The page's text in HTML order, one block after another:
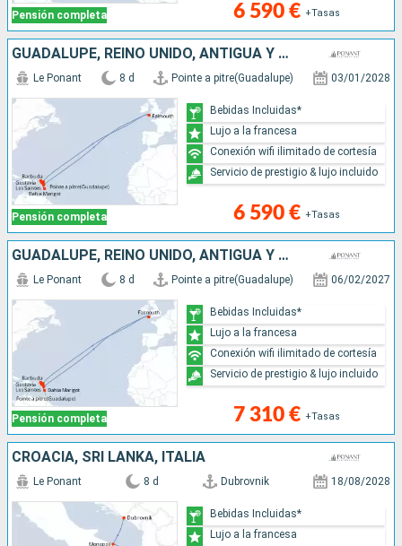
Pensión completa 6 590 € +Tasas
GUADALUPE, REINO UNIDO, ANTIGUA Y BARBUDA, FRANCIA, SANTA LUCIA
Pensión completa
Le Ponant 8 d Pointe a pitre(Guadalupe) 03/01/2028
6 590 € +Tasas
Bebidas Incluidas*
Lujo a la francesa
Conexión wifi ilimitado de cortesía
Servicio de prestigio & lujo incluido
GUADALUPE, REINO UNIDO, ANTIGUA Y BARBUDA, FRANCIA, ANGUILLA, SANTA LUCIA
Pensión completa
Le Ponant 8 d Pointe a pitre(Guadalupe) 06/02/2027
7 310 € +Tasas
Bebidas Incluidas*
Lujo a la francesa
Conexión wifi ilimitado de cortesía
Servicio de prestigio & lujo incluido
CROACIA, SRI LANKA, ITALIA
Le Ponant 8 d Dubrovnik 18/08/2028
Bebidas Incluidas*
Lujo a la francesa